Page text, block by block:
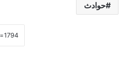
حوادث